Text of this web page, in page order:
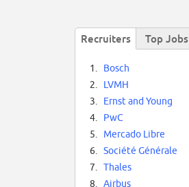
Recruiters Top Jobs
1.
Bosch
2.
LVMH
3.
Ernst and Young
4.
PwC
5.
Mercado Libre
6.
Société Générale
7.
Thales
8.
Airbus